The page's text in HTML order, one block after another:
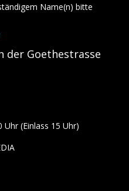
Name(n) bitte
der Goethestrasse
Uhr (Einlass 15 Uhr)